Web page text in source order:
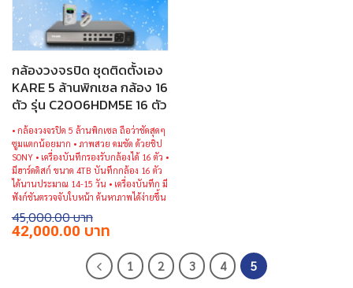
กล้องวงจรปิด ชุดติดตั้งเอง
KARE 5 ล้านพิกเซล กล้อง 16
ตัว รุ่น C2006HDM5E 16 ตัว
45,000.00
Original
price
42,000.00 Current
price
฿42,000.00.
• กล้องวงจรปิด 5 ล้านพิกเซล ถือว่าชัดสุดๆ
ซูมแตกน้อยมาก • ภาพสวย คมชัด ด้วยชิป
SONY • เครื่องบันทึกรองรับกล้องได้ 16 ตัว •
มีฮาร์ดดิสก์ ขนาด 4TB บันทึกกล้อง 16 ตัว
ได้นานประมาณ 14-15 วัน • เครื่องบันทึก มี
ฟังก์ชันตรวจจับใบหน้า ค้นหาภาพได้ง่ายขึ้น
1 2 3 4 5